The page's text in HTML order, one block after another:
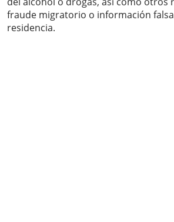
fraude migratorio o información
residencia.